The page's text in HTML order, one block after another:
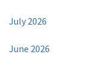
July 2026
June 2026